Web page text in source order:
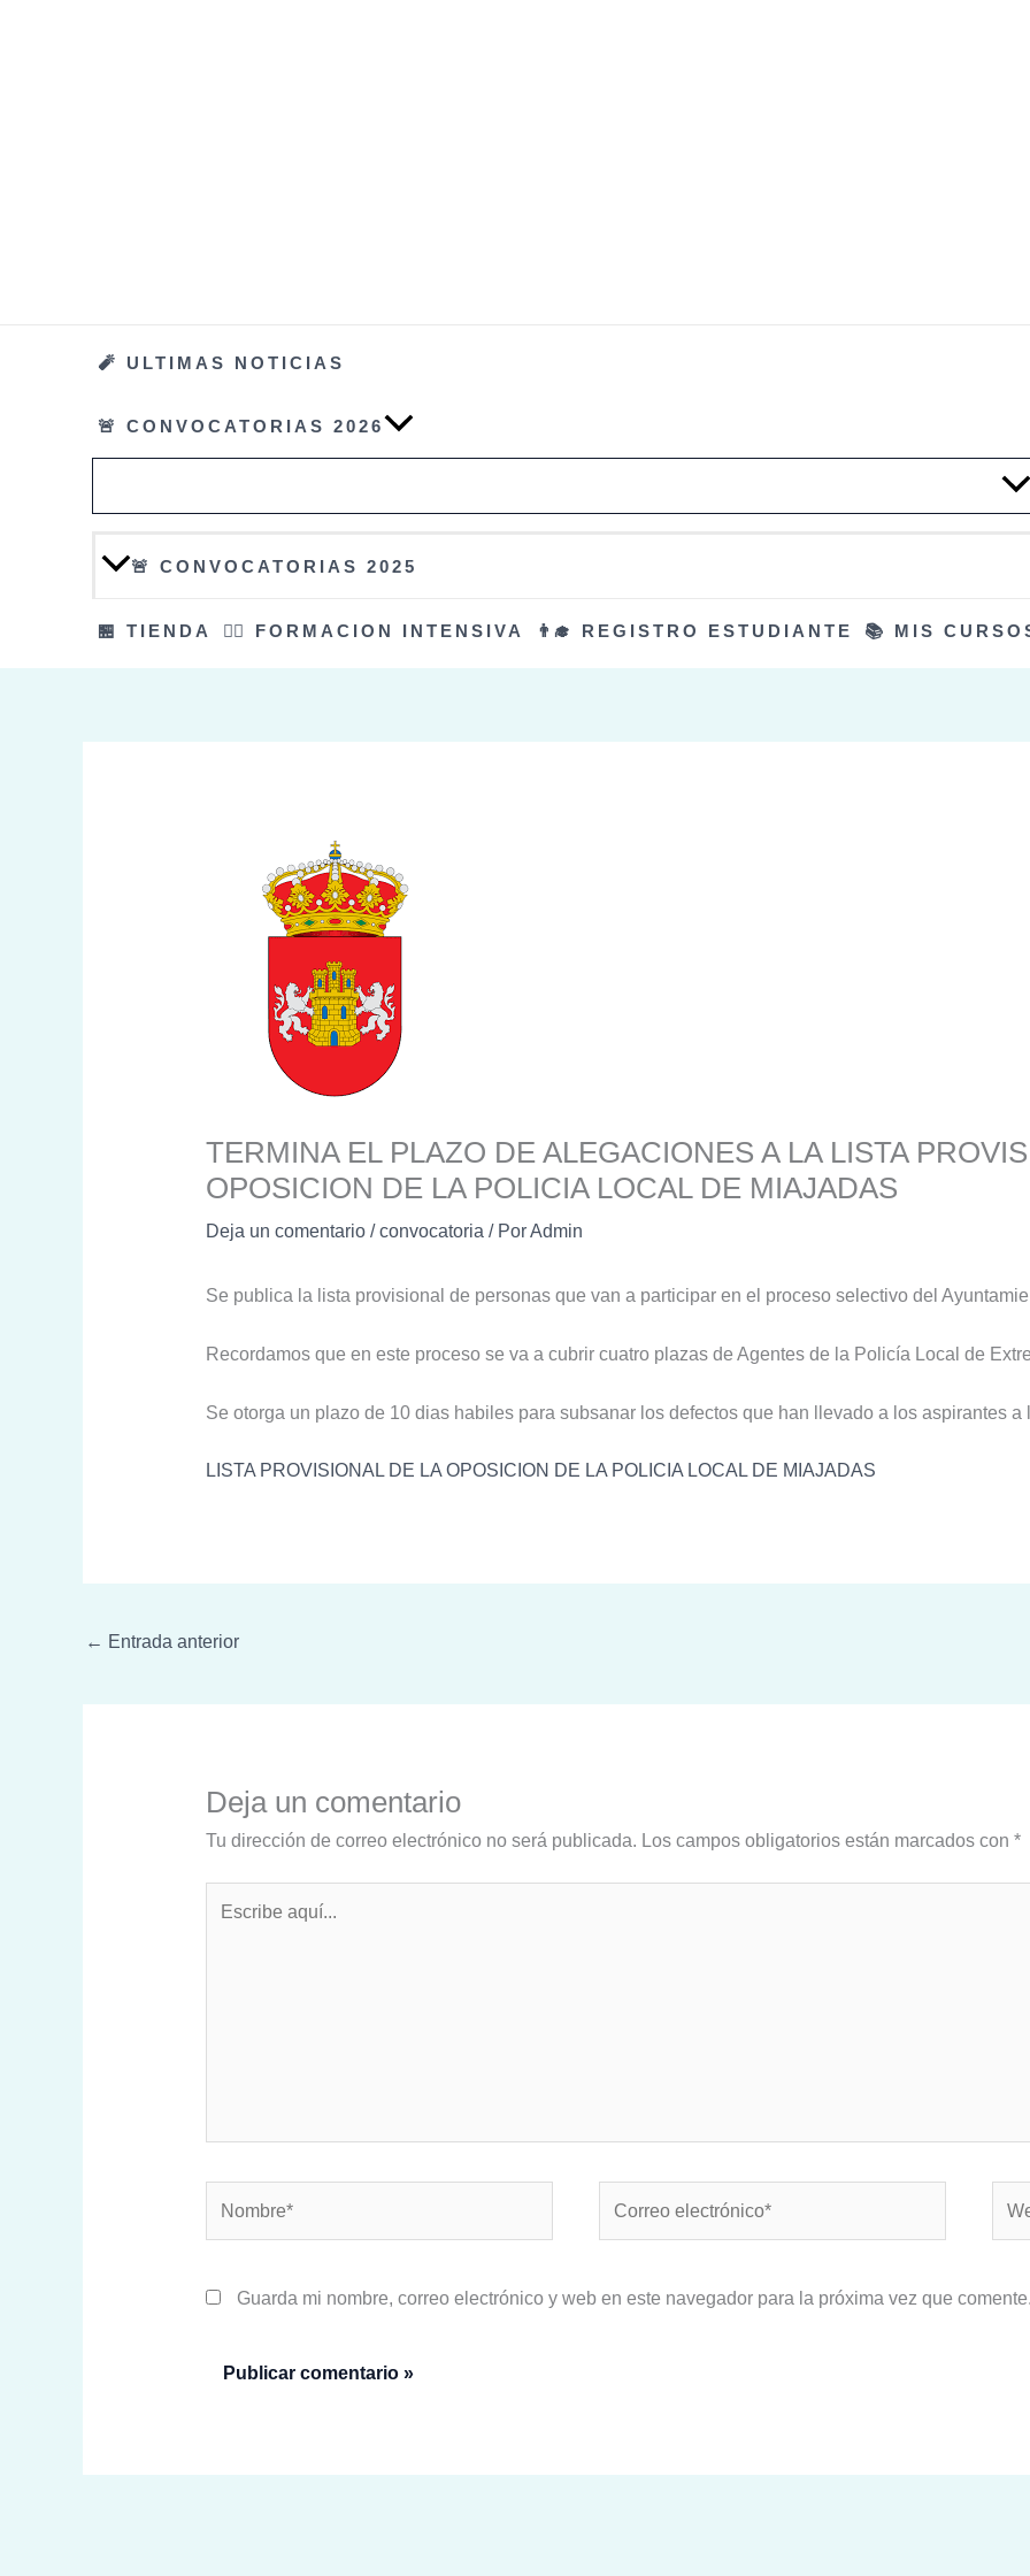
🧨 ULTIMAS NOTICIAS
🚨 CONVOCATORIAS 2026
🚨 CONVOCATORIAS 2025
🏪 TIENDA 👮‍♀️ FORMACION INTENSIVA 👨‍🎓 REGISTRO ESTUDIANTE 📚 MIS
TERMINA EL PLAZO DE ALEGACIONES A LA LISTA
OPOSICION DE LA POLICIA LOCAL DE MIAJADAS
Deja un comentario / convocatoria/ PorAdmin
Se publica la lista provisional de personas que van a participar en el proceso selectivo del
Recordamos que en este proceso se va a cubrir cuatro plazas de Agentes de la Policía Local de
Se otorga un plazo de 10 dias habiles para subsanar los defectos que han llevado a los aspirantes
LISTA PROVISIONAL DE LA OPOSICION DE LA POLICIA LOCAL DE MIAJADAS
← Entrada anterior
Deja un comentario
Tu dirección de correo electrónico no será publicada. Los campos obligatorios están marcados con *
aquí...
electrónico*
Guarda mi nombre, correo electrónico y web en este navegador para la próxima vez que